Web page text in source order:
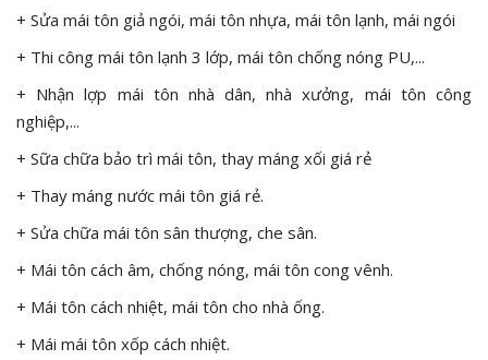
+ Sửa mái tôn giả ngói, mái tôn nhựa, mái tôn lạnh, mái ngói
+ Thi công mái tôn lạnh 3 lớp, mái tôn chống nóng PU,...
+ Nhận lợp mái tôn nhà dân, nhà xưởng, mái tôn công
nghiệp,...
+ Sữa chữa bảo trì mái tôn, thay máng xối giá rẻ
+ Thay máng nước mái tôn giá rẻ.
+ Sửa chữa mái tôn sân thượng, che sân.
+ Mái tôn cách âm, chống nóng, mái tôn cong vênh.
+ Mái tôn cách nhiệt, mái tôn cho nhà ống.
+ Mái mái tôn xốp cách nhiệt.